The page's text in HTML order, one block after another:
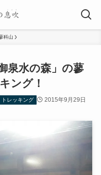
科山
泉水の森」の蓼
ング！
トレッキング 2015年9月29日